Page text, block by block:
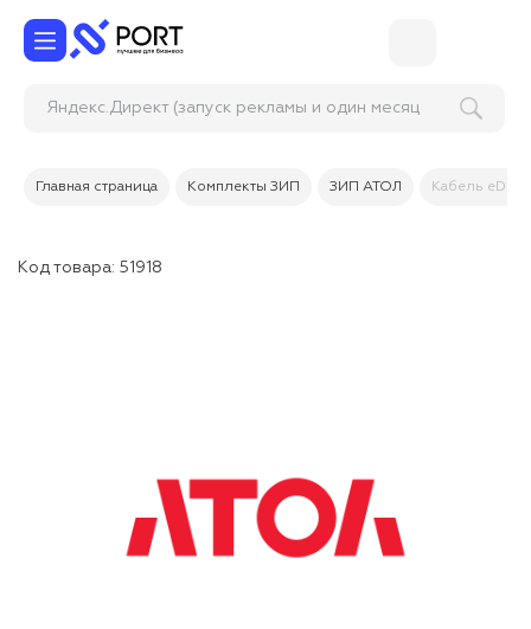
Яндекс.Директ (запуск рекламы и один месяц
Главная страница Комплекты ЗИП ЗИП АТОЛ Кабель eDP
Код товара: 51918